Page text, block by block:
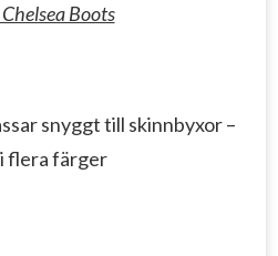
Boots
snyggt till skinnbyxor –
flera färger